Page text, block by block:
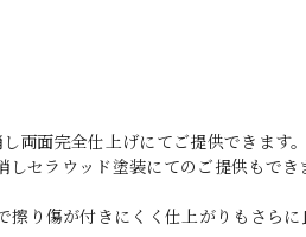
両面完全仕上げにてご提供できます。
セラウッド塗装にてのご提供もでき
り傷が付きにくく仕上がりもさらに